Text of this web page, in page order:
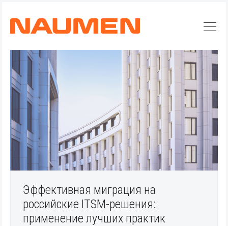
Искать
Блог
Эффективная миграция на
российские ITSM-решения:
применение лучших практик